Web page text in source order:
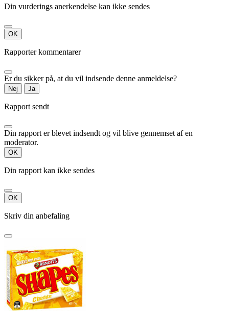
Din vurderings anerkendelse kan ikke sendes
OK
Rapporter kommentarer
Er du sikker på, at du vil indsende denne anmeldelse?
Nej Ja
Rapport sendt
Din rapport er blevet indsendt og vil blive gennemset af en
moderator.
OK
Din rapport kan ikke sendes
OK
Skriv din anbefaling